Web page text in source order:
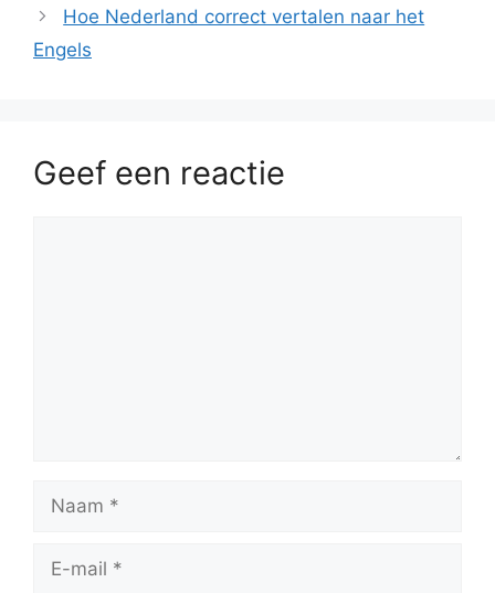
Hoe Nederland correct vertalen naar het
Engels
Geef een reactie
mail